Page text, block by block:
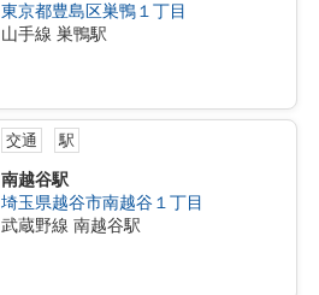
東京都豊島区巣鴨１丁目
山手線 巣鴨駅
交通 駅
南越谷駅
埼玉県越谷市南越谷１丁目
武蔵野線 南越谷駅